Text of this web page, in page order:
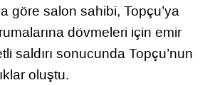
göre salon sahibi, Topçu’ya
dövmeleri için emir
saldırı sonucunda Topçu’nun
oluştu.